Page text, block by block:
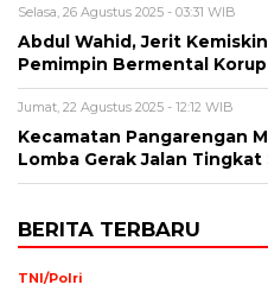
Selasa, 26 Agustus 2025 - 03:31 WIB
Abdul Wahid, Jerit
Pemimpin Bermental Korup
Jumat, 22 Agustus 2025 - 12:12 WIB
Kecamatan Pangarengan
Lomba Gerak Jalan Tingkat
BERITA TERBARU
TNI/Polri